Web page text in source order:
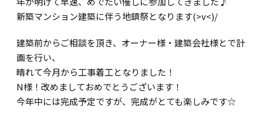
新築マンション建築に伴う地鎮祭となります(>v<)/
建築前からご相談を頂き、オーナー様・建築会社様とで計
画を行い、
晴れて今月から工事着工となりました！
N様！改めましておめでとうございます！
今年中には完成予定ですが、完成がとても楽しみです☆